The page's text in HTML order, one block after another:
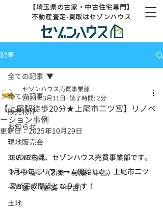
【埼玉県の古家・中古住宅専門】
不動産査定-買取はセゾンハウス
記事
全ての記事
販売物件
お知らせ
現地販売会
360°VR内見
マンション（新築・分譲・中古）
一戸建て（新築・中古）
土地
全ての記事
【上尾駅徒歩20分★上尾市二ツ宮】リノベ
ーション事例
セゾンハウス売買事業部
2024年3月11日 読了時間: 2分
更新日：2025年10月29日
こんにちは、セゾンハウス売買事業部です。
1月中旬にリフォーム開始した、上尾市二ツ
宮が完成間近となります！